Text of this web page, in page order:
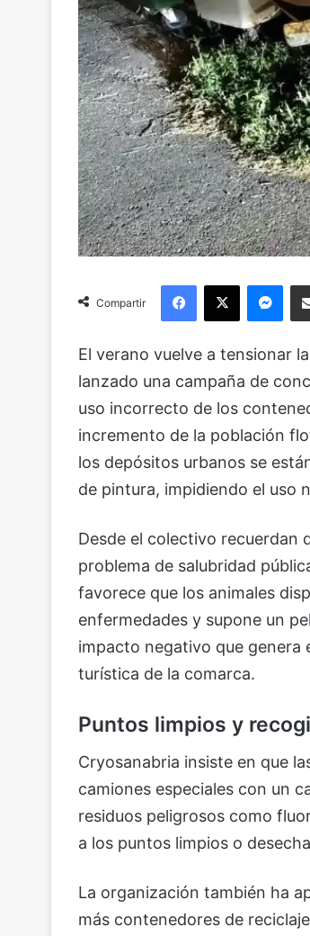
Compartir
Facebook
X
El verano vuelve a tensionar
lanzado una campaña de
uso incorrecto de los
incremento de la población
los depósitos urbanos se
de pintura, impidiendo el uso
Desde el colectivo recuerdan
problema de salubridad
favorece que los animales
enfermedades y supone un
impacto negativo que genera
turística de la comarca.
Puntos limpios y
Cryosanabria insiste en que
camiones especiales con un
residuos peligrosos como
a los puntos limpios o
La organización también ha
más contenedores de